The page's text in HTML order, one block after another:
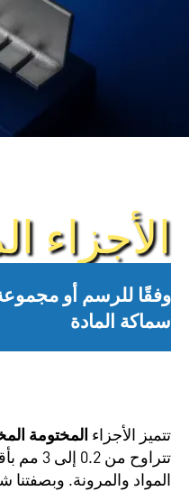
الأجزاء
سماكة المادة
تتميز الأجزاء المختومة
تتراوح
المواد والمرونة. وبصفتنا